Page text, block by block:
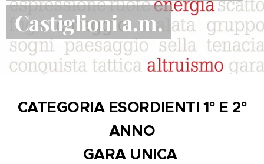
Castiglioni a.m.
CATEGORIA ESORDIENTI 1° E 2°
ANNO
GARA UNICA